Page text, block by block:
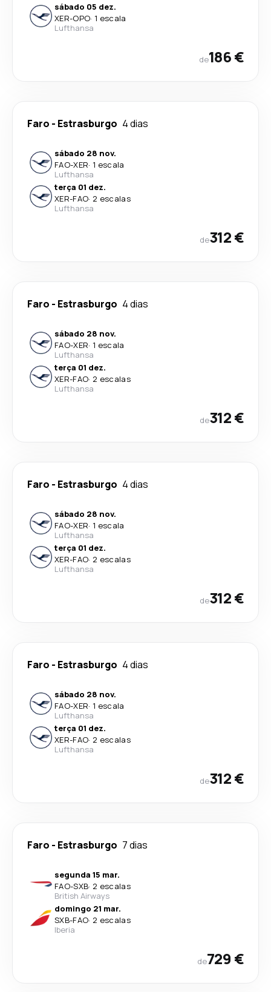
sábado 05 dez.
XER-OPO· 1 escala
Lufthansa
de186 €
Faro - Estrasburgo 4 dias
sábado 28 nov.
FAO-XER· 1 escala
Lufthansa
terça 01 dez.
XER-FAO· 2 escalas
Lufthansa
de312 €
Faro - Estrasburgo 4 dias
sábado 28 nov.
FAO-XER· 1 escala
Lufthansa
terça 01 dez.
XER-FAO· 2 escalas
Lufthansa
de312 €
Faro - Estrasburgo 4 dias
sábado 28 nov.
FAO-XER· 1 escala
Lufthansa
terça 01 dez.
XER-FAO· 2 escalas
Lufthansa
de312 €
Faro - Estrasburgo 4 dias
sábado 28 nov.
FAO-XER· 1 escala
Lufthansa
terça 01 dez.
XER-FAO· 2 escalas
Lufthansa
de312 €
Faro - Estrasburgo 7 dias
segunda 15 mar.
FAO-SXB· 2 escalas
British Airways
domingo 21 mar.
SXB-FAO· 2 escalas
Iberia
de729 €